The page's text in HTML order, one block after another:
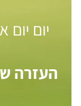
יום יום
העזרה